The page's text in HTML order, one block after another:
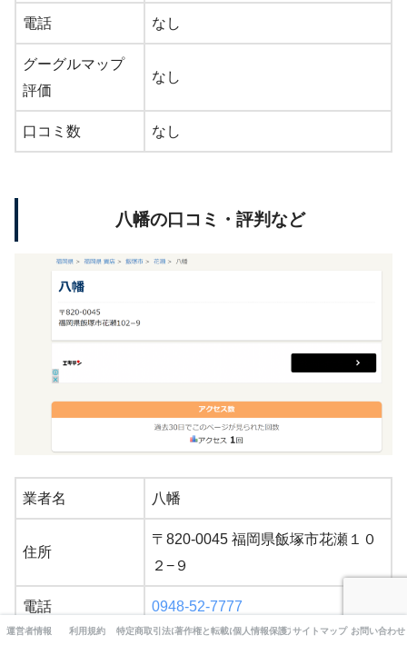
電話 なし
グーグルマップ
評価
なし
口コミ数 なし
八幡の口コミ・評判など
業者名 八幡
住所
〒820-0045 福岡県飯塚市花瀬１０
２−９
電話 0948-52-7777
運営者情報 利用規約 特定商取引法に基づく表記
著作権と転載について個人情報保護方針サイトマップ お問い合わせ